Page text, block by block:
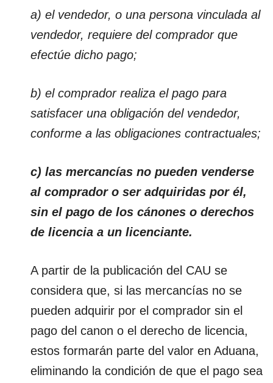
a) el vendedor, o una persona vinculada al
vendedor, requiere del comprador que
efectúe dicho pago;
b) el comprador realiza el pago para
satisfacer una obligación del vendedor,
conforme a las obligaciones contractuales;
c) las mercancías no pueden venderse
al comprador o ser adquiridas por él,
sin el pago de los cánones o derechos
de licencia a un licenciante.
A partir de la publicación del CAU se
considera que, si las mercancías no se
pueden adquirir por el comprador sin el
pago del canon o el derecho de licencia,
estos formarán parte del valor en Aduana,
eliminando la condición de que el pago sea